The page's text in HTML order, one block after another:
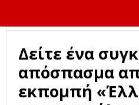
Δείτε ένα
απόσπασμα
εκπομπή